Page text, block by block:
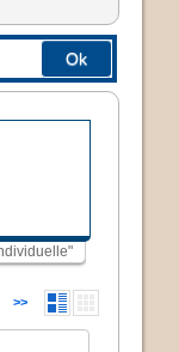
Ok
>>